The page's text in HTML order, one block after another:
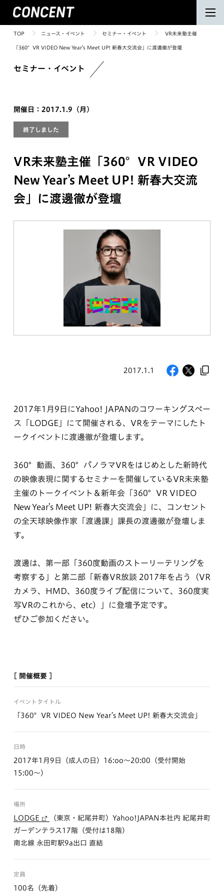
TOP ニュース・イベント セミナー・イベント VR未来塾主催
「360°VR VIDEO New Year’s Meet UP! 新春大交流会」に渡邊徹が登壇
セミナー・イベント
開催日：2017.1.9（月）
終了しました
VR未来塾主催「360°VR VIDEO
New Year’s Meet UP! 新春大交流
会」に渡邊徹が登壇
2017.1.1
2017年1月9日にYahoo! JAPANのコワーキングスペー
ス「LODGE」にて開催される、VRをテーマにしたト
ークイベントに渡邊徹が登壇します。
360°動画、360°パノラマVRをはじめとした新時代
の映像表現に関するセミナーを開催しているVR未来塾
主催のトークイベント＆新年会「360°VR VIDEO
New Year’s Meet UP! 新春大交流会」に、コンセント
の全天球映像作家「渡邊課」課長の渡邊徹が登壇しま
す。
渡邊は、第一部「360度動画のストーリーテリングを
考察する」と第二部「新春VR放談 2017年を占う（VR
カメラ、HMD、360度ライブ配信について、360度実
写VRのこれから、etc）」に登壇予定です。
ぜひご参加ください。
[ 開催概要 ]
イベントタイトル
「360°VR VIDEO New Year’s Meet UP! 新春大交流会」
日時
2017年1月9日（成人の日）16:oo〜20:00（受付開始
15:00〜）
場所
LODGE
（東京・紀尾井町）Yahoo!JAPAN本社内 紀尾井町
ガーデンテラス17階（受付は18階）
南北線 永田町駅9a出口 直結
定員
100名（先着）